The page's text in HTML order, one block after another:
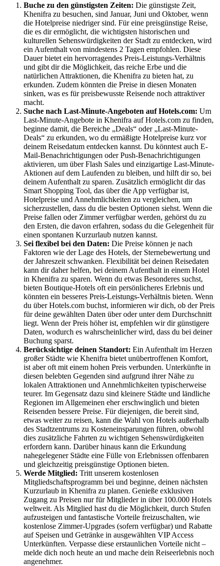
Buche zu den günstigsten Zeiten: Die günstigste Zeit,
Khenifra zu besuchen, sind Januar, Juni und Oktober, wenn
die Hotelpreise niedriger sind. Für eine preisgünstige Reise,
die es dir ermöglicht, die wichtigsten historischen und
kulturellen Sehenswürdigkeiten der Stadt zu entdecken, wird
ein Aufenthalt von mindestens 2 Tagen empfohlen. Diese
Dauer bietet ein hervorragendes Preis-Leistungs-Verhältnis
und gibt dir die Möglichkeit, das reiche Erbe und die
natürlichen Attraktionen, die Khenifra zu bieten hat, zu
erkunden. Zudem könnten die Preise in diesen Monaten
sinken, was es für preisbewusste Reisende noch attraktiver
macht.
Suche nach Last-Minute-Angeboten auf Hotels.com: Um
Last-Minute-Angebote in Khenifra auf Hotels.com zu finden,
beginne damit, die Bereiche „Deals“ oder „Last-Minute-
Deals“ zu erkunden, wo du ermäßigte Hotelpreise kurz vor
deinem Reisedatum entdecken kannst. Du könntest auch E-
Mail-Benachrichtigungen oder Push-Benachrichtigungen
aktivieren, um über Flash Sales und einzigartige Last-Minute-
Aktionen auf dem Laufenden zu bleiben, und hilft dir so, bei
deinem Aufenthalt zu sparen. Zusätzlich ermöglicht dir das
Smart Shopping Tool, das über die App verfügbar ist,
Hotelpreise und Annehmlichkeiten zu vergleichen, um
sicherzustellen, dass du die besten Optionen siehst. Wenn die
Preise fallen oder Zimmer verfügbar werden, gehörst du zu
den Ersten, die davon erfahren, sodass du die Gelegenheit für
einen spontanen Kurzurlaub nutzen kannst.
Sei flexibel bei den Daten: Die Preise können je nach
Faktoren wie der Lage des Hotels, der Sternebewertung und
der Jahreszeit schwanken. Flexibilität bei deinen Reisedaten
kann dir daher helfen, bei deinem Aufenthalt in einem Hotel
in Khenifra zu sparen. Wenn du etwas Besonderes suchst,
bieten Boutique-Hotels oft ein persönlicheres Erlebnis und
könnten ein besseres Preis-Leistungs-Verhältnis bieten. Wenn
du über Hotels.com buchst, informieren wir dich, ob der Preis
für deine gewählten Daten über oder unter dem Durchschnitt
liegt. Wenn der Preis höher ist, empfehlen wir dir günstigere
Daten, wodurch es wahrscheinlicher wird, dass du bei deiner
Buchung sparst.
Berücksichtige deinen Standort: Ein Aufenthalt im Herzen
großer Städte wie Khenifra bietet unübertroffenen Komfort,
ist aber oft mit einem hohen Preis verbunden. Unterkünfte in
diesen belebten Gegenden sind aufgrund ihrer Nähe zu
lokalen Attraktionen und Annehmlichkeiten typischerweise
teurer. Im Gegensatz dazu sind kleinere Städte und ländliche
Regionen im Allgemeinen eher erschwinglich und bieten
Reisenden bessere Preise. Für diejenigen, die bereit sind,
etwas weiter zu reisen, kann die Wahl von Hotels außerhalb
des Stadtzentrums zu Kosteneinsparungen führen, obwohl
dies zusätzliche Fahrten zu wichtigen Sehenswürdigkeiten
erfordern kann. Darüber hinaus kann die Erkundung
nahegelegener Städte eine Fülle von Erlebnissen offenbaren
und gleichzeitig preisgünstige Optionen bieten.
Werde Mitglied: Tritt unserem kostenlosen
Mitgliedschaftsprogramm bei und beginne, deinen nächsten
Kurzurlaub in Khenifra zu planen. Genieße exklusiven
Zugang zu Preisen nur für Mitglieder in über 100.000 Hotels
weltweit. Als Mitglied hast du die Möglichkeit, durch Stufen
aufzusteigen und fantastische Vorteile freizuschalten, wie
kostenlose Zimmer-Upgrades (sofern verfügbar) und Rabatte
auf Speisen und Getränke in ausgewählten VIP Access
Unterkünften. Verpasse diese erstaunlichen Vorteile nicht –
melde dich noch heute an und mache dein Reiseerlebnis noch
angenehmer.